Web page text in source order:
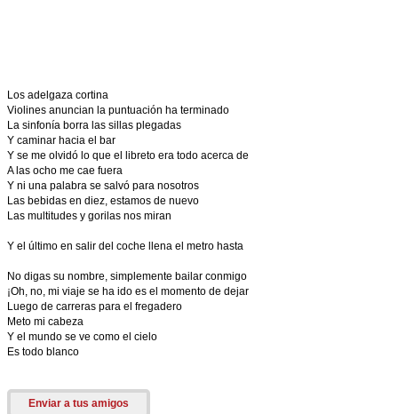
Los adelgaza cortina
Violines anuncian la puntuación ha terminado
La sinfonía borra las sillas plegadas
Y caminar hacia el bar
Y se me olvidó lo que el libreto era todo acerca de
A las ocho me cae fuera
Y ni una palabra se salvó para nosotros
Las bebidas en diez, estamos de nuevo
Las multitudes y gorilas nos miran
Y el último en salir del coche llena el metro hasta
No digas su nombre, simplemente bailar conmigo
¡Oh, no, mi viaje se ha ido es el momento de dejar
Luego de carreras para el fregadero
Meto mi cabeza
Y el mundo se ve como el cielo
Es todo blanco
Enviar a tus amigos